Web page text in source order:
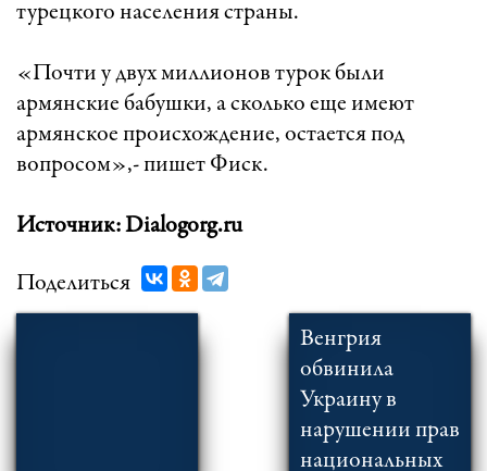
турецкого населения страны.
«Почти у двух миллионов турок были
армянские бабушки, а сколько еще имеют
армянское происхождение, остается под
вопросом»,- пишет Фиск.
Источник: Dialogorg.ru
Поделиться
Венгрия
обвинила
Украину в
нарушении прав
национальных